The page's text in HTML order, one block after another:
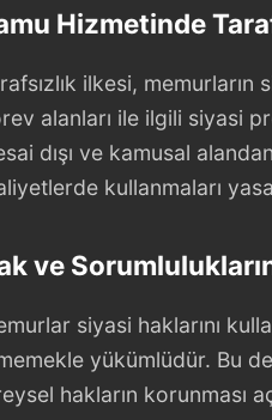
Hizmetinde
ilkesi,
alanları ile ilgili siyasi
dışı ve kamusal
kullanmaları
ve
siyasi haklarını
yükümlüdür. Bu
hakların korunması